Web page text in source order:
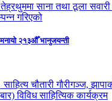
साना तथा ठूला
गरिएको
मनायो २१३औँ भानुजयन्ती
चौतारी गौरीगञ्ज,
विविध साहित्यिक कार्यक्रम